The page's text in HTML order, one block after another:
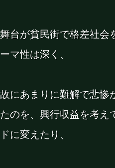
舞台が貧民街で格差社会
ーマ性は深く、
故にあまりに難解で悲惨
たのを、興行収益を考え
ドに変えたり、